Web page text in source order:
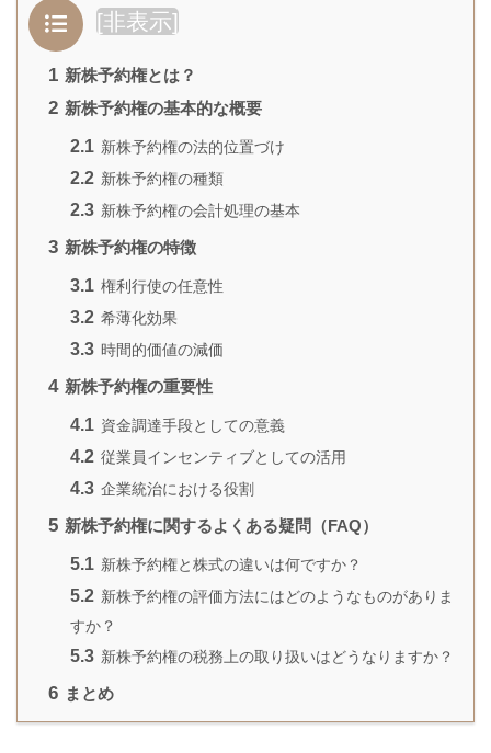
[非表示]
1 新株予約権とは？
2 新株予約権の基本的な概要
2.1 新株予約権の法的位置づけ
2.2 新株予約権の種類
2.3 新株予約権の会計処理の基本
3 新株予約権の特徴
3.1 権利行使の任意性
3.2 希薄化効果
3.3 時間的価値の減価
4 新株予約権の重要性
4.1 資金調達手段としての意義
4.2 従業員インセンティブとしての活用
4.3 企業統治における役割
5 新株予約権に関するよくある疑問（FAQ）
5.1 新株予約権と株式の違いは何ですか？
5.2 新株予約権の評価方法にはどのようなものがありま
すか？
5.3 新株予約権の税務上の取り扱いはどうなりますか？
6 まとめ